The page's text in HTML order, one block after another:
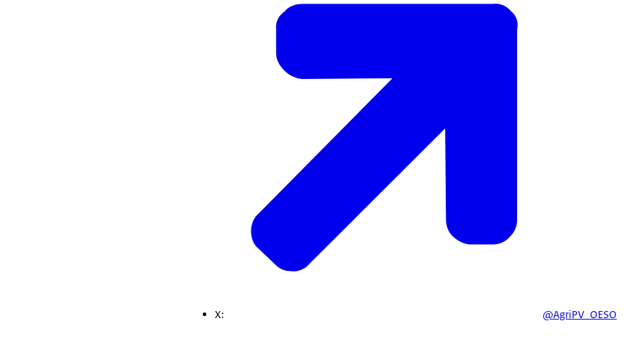
X: @AgriPV_OESO